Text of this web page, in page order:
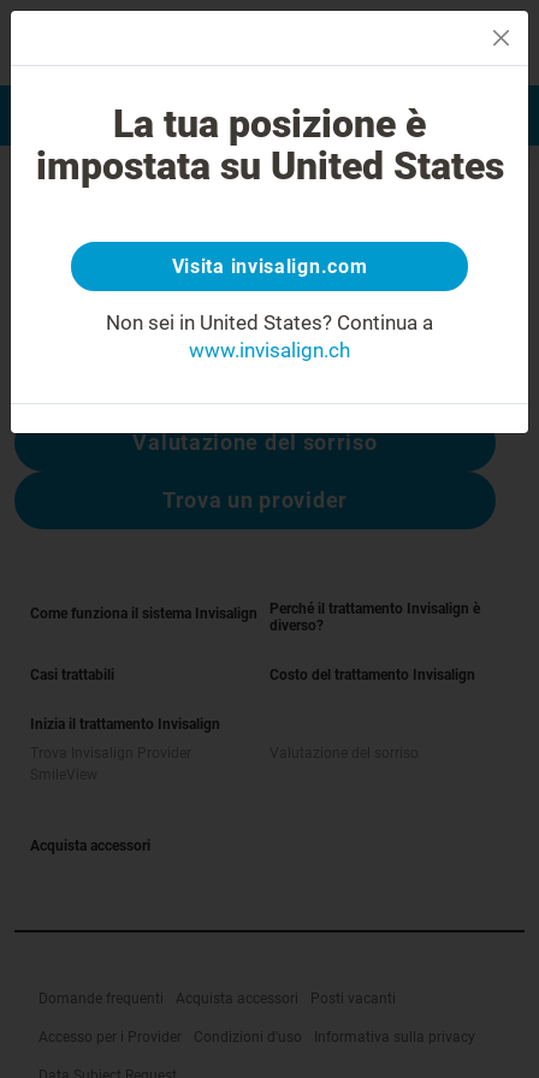
Valutazione del sorriso Trova Invisalign Provider
Errore 404
Non rimanere deluso
Questa pagina non è disponibile, altre sono:
Valutazione del sorriso
Trova un provider
Come funziona il sistema Invisalign
Perché il trattamento Invisalign è
diverso?
Casi trattabili Costo del trattamento Invisalign
Inizia il trattamento Invisalign
Acquista accessori
Domande frequenti Acquista accessori Posti vacanti
Accesso per i Provider Condizioni d'uso Informativa sulla privacy
La tua posizione è
impostata su United States
Visita invisalign.com
Non sei in United States? Continua a
www.invisalign.ch